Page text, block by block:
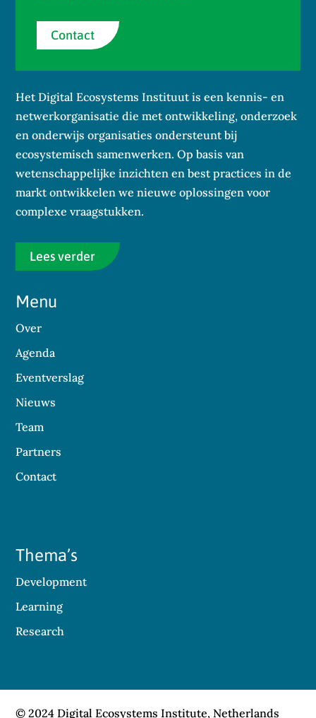
Contact
Het Digital Ecosystems Instituut is een kennis- en
netwerkorganisatie die met ontwikkeling, onderzoek
en onderwijs organisaties ondersteunt bij
ecosystemisch samenwerken. Op basis van
wetenschappelijke inzichten en best practices in de
markt ontwikkelen we nieuwe oplossingen voor
complexe vraagstukken.
Lees verder
Menu
Over
Agenda
Eventverslag
Nieuws
Team
Partners
Contact
Thema’s
Development
Learning
Research
© 2024 Digital Ecosystems Institute, Netherlands